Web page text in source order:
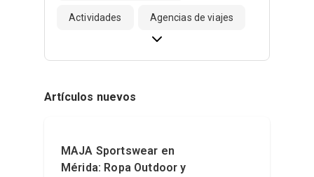
Actividades Agencias de viajes
Artículos nuevos
MAJA Sportswear en
Mérida: Ropa Outdoor y